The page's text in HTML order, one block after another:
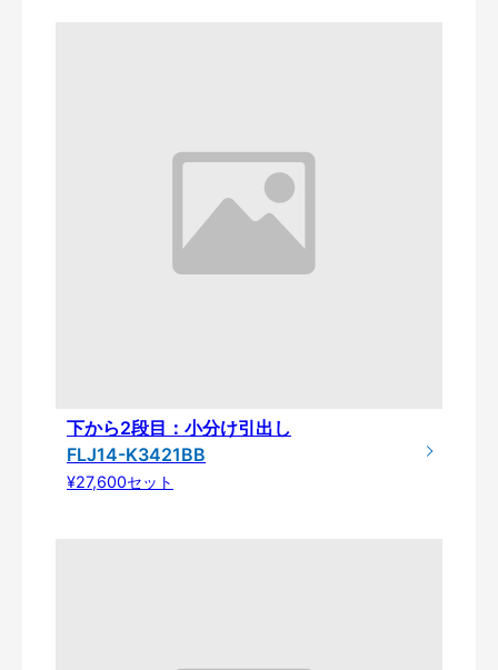
下から2段目：小分け引出し
FLJ14-K3421BB
¥27,600セット